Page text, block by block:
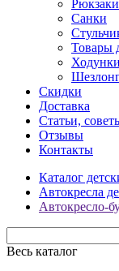
Санки
Товары
Скидки
Доставка
Статьи,
Отзывы
Контакты
Каталог
Автокресла
Автокресло-
Весь каталог